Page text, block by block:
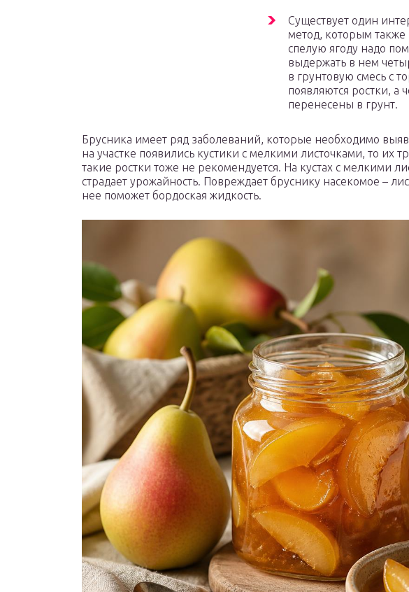
Существует один
метод, которым также
спелую ягоду надо
выдержать в нем
в грунтовую смесь с
появляются ростки, а
перенесены в грунт.
Брусника имеет ряд заболеваний, которые необходимо
на участке появились кустики с мелкими листочками, то их
такие ростки тоже не рекомендуется. На кустах с мелкими
страдает урожайность. Повреждает бруснику насекомое –
нее поможет бордоская жидкость.